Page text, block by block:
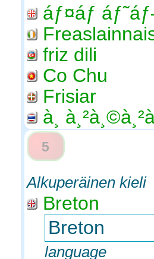
áƒ¤áƒ
friz dili
Co Chu
Frisiar
à¸
5
Alkuperäinen kieli
Breton
Breton
language